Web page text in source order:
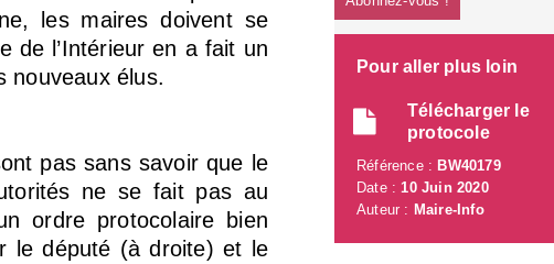
les maires doivent se
de l’Intérieur en a fait un
nouveaux élus.
pas sans savoir que le
ne se fait pas au
ordre protocolaire bien
le député (à droite) et le
Pour aller plus loin
Télécharger le
protocole
Référence : BW40179
Date :10 Juin 2020
Auteur : Maire-Info